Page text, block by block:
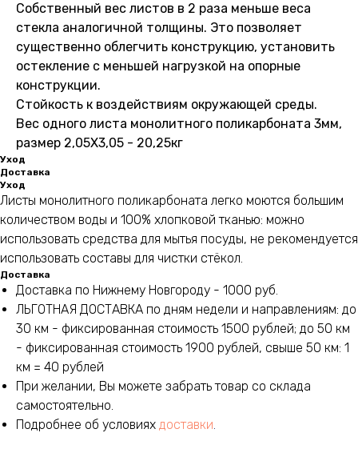
Собственный вес листов в 2 раза меньше веса
стекла аналогичной толщины. Это позволяет
существенно облегчить конструкцию, установить
остекление с меньшей нагрузкой на опорные
конструкции.
Стойкость к воздействиям окружающей среды.
Вес одного листа монолитного поликарбоната 3мм,
размер 2,05Х3,05 - 20,25кг
Уход
Доставка
Уход
Листы монолитного поликарбоната легко моются большим
количеством воды и 100% хлопковой тканью: можно
использовать средства для мытья посуды, не рекомендуется
использовать составы для чистки стёкол.
Доставка
Доставка по Нижнему Новгороду - 1000 руб.
ЛЬГОТНАЯ ДОСТАВКА по дням недели и направлениям: до
30 км - фиксированная стоимость 1500 рублей; до 50 км
- фиксированная стоимость 1900 рублей, свыше 50 км: 1
км = 40 рублей
При желании, Вы можете забрать товар со склада
самостоятельно.
Подробнее об условиях доставки.
Каталог
Комплектующие
Монолитный поликарбонат
Меню
Главная
Каталог
Важно знать
Доставка и сборка
Оптовым клиентам